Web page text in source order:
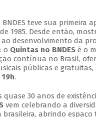
teve sua primeira
1985. Desde então,
desenvolvimento da
o Quintas no BNDESé o
contínua no Brasil,
públicas e gratuitas,
.
quase 30 anos de
vem celebrando a
brasileira, abrindo